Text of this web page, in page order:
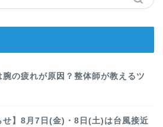
腕の疲れが原因？整体師が教えるツ
せ】8月7日(金)・8日(土)は台風接近